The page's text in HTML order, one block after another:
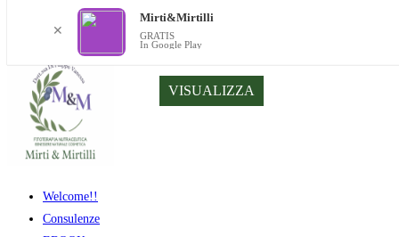
contenuto
Welcome!!
Consulenze
✕
Mirti&Mirtilli
GRATIS
In Google Play
VISUALIZZA